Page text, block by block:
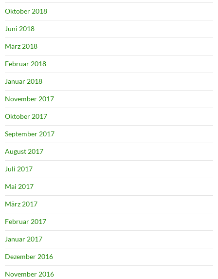
Oktober 2018
Juni 2018
März 2018
Februar 2018
Januar 2018
November 2017
Oktober 2017
September 2017
August 2017
Juli 2017
Mai 2017
März 2017
Februar 2017
Januar 2017
Dezember 2016
November 2016